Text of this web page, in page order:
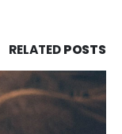
RELATEDPOSTS
וידאו